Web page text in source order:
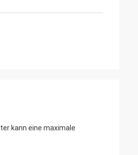
kann eine maximale